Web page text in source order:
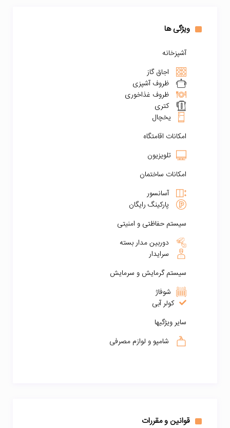
ویژگی ها
آشپزخانه
اجاق گاز
ظروف آشپزی
ظروف غذاخوری
کتری
یخچال
امکانات اقامتگاه
تلویزیون
امکانات ساختمان
آسانسور
پارکینگ رایگان
سیستم حفاظتی و امنیتی
دوربین مدار بسته
سرایدار
سیستم گرمایش و سرمایش
شوفاژ
کولر آبی
سایر ویژگیها
شامپو و لوازم مصرفی
قوانین و مقررات